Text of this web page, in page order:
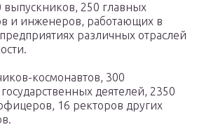
выпускников, 250 главных
и инженеров, работающих в
различных отраслей
космонавтов, 300
деятелей, 2350
16 ректоров других